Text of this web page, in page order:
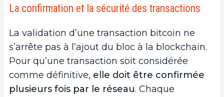
La confirmation et la sécurité des transactions
La validation d’une transaction bitcoin ne
s’arrête pas à l’ajout du bloc à la blockchain.
Pour qu’une transaction soit considérée
comme définitive, elle doit être confirmée
plusieurs fois par le réseau. Chaque